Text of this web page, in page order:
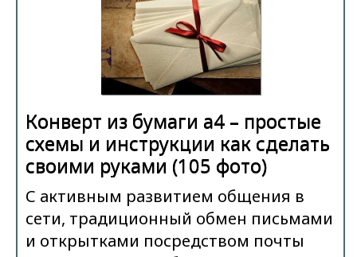
Конверт из бумаги а4 – простые
схемы и инструкции как сделать
своими руками (105 фото)
С активным развитием общения в
сети, традиционный обмен письмами
и открытками посредством почты